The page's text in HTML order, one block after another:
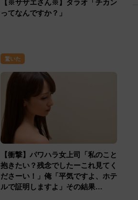
【※サザエさん※】タラオ「チカン
ってなんですか？」
驚いた
【衝撃】パワハラ女上司「私のこと
抱きたい？残念でしたーこれ見てく
ださーい！」俺「平気ですよ、ホテ
ルで証明しますよ」その結果…